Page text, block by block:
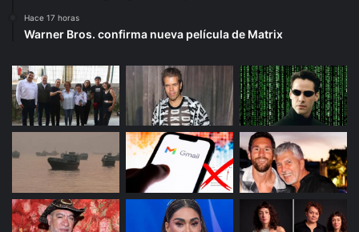
Hace 17 horas
Warner Bros. confirma nueva película de Matrix